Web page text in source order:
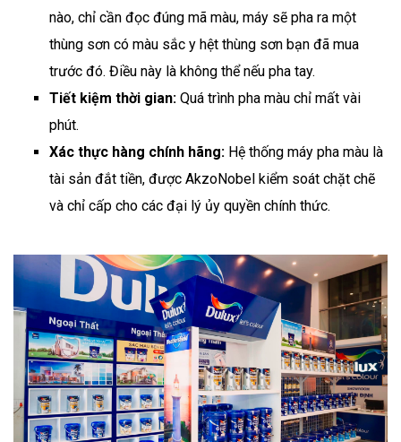
nào, chỉ cần đọc đúng mã màu, máy sẽ pha ra một
thùng sơn có màu sắc y hệt thùng sơn bạn đã mua
trước đó. Điều này là không thể nếu pha tay.
Tiết kiệm thời gian: Quá trình pha màu chỉ mất vài
phút.
Xác thực hàng chính hãng: Hệ thống máy pha màu là
tài sản đắt tiền, được AkzoNobel kiểm soát chặt chẽ
và chỉ cấp cho các đại lý ủy quyền chính thức.